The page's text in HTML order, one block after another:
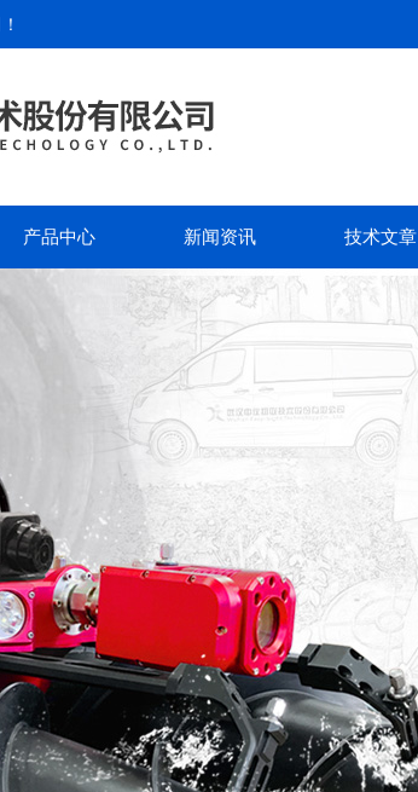
！
产品中心 新闻资讯 技术文章